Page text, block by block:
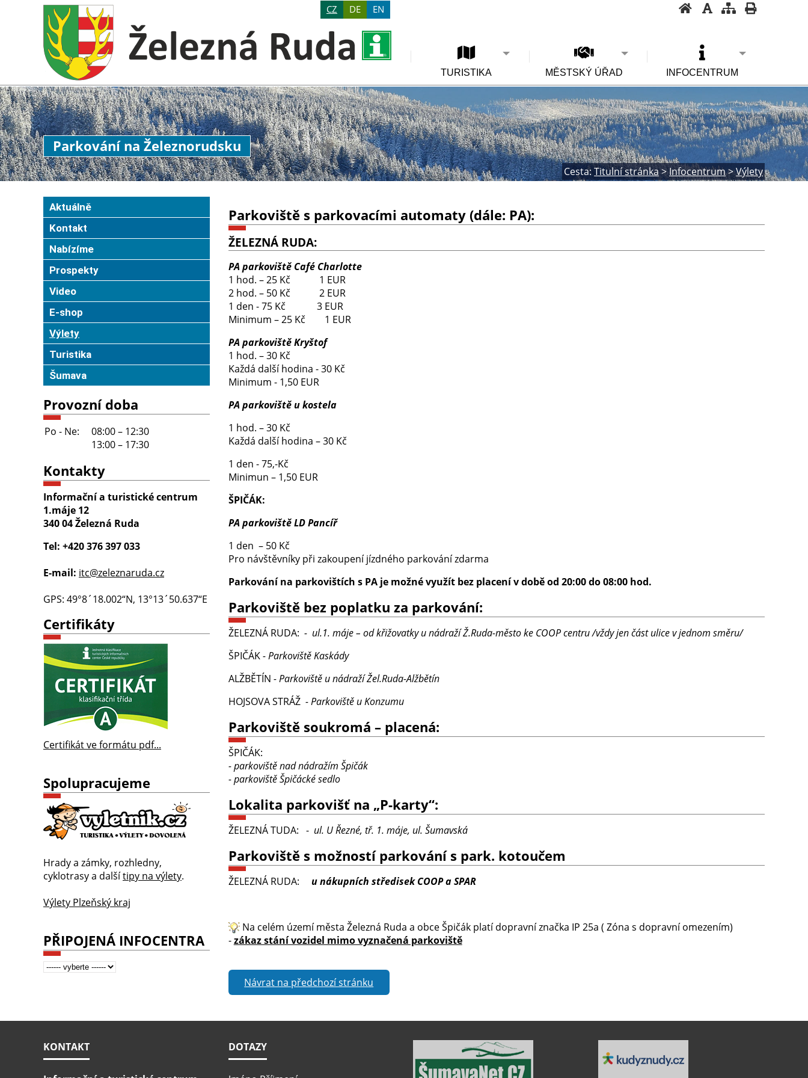
CZ DE EN
TURISTIKA MĚSTSKÝ ÚŘAD INFOCENTRUM
Parkování na Železnorudsku
Cesta:Titulní stránka>Infocentrum>Výlety
Aktuálně
Kontakt
Nabízíme
Prospekty
Video
E-shop
Výlety
Turistika
Šumava
Provozní doba
Po - Ne:
08:00 – 12:30
13:00 – 17:30
Kontakty
Informační a turistické centrum
1.máje 12
340 04 Železná Ruda
Tel: +420 376 397 033
E-mail: itc@zeleznaruda.cz
GPS: 49°8´18.002“N, 13°13´50.637“E
Certifikáty
Certifikát ve formátu pdf...
Spolupracujeme
Hrady a zámky, rozhledny,
cyklotrasy a dalšítipy na výlety.
Výlety Plzeňský kraj
PŘIPOJENÁ INFOCENTRA
Parkoviště s parkovacími automaty (dále: PA):
ŽELEZNÁ RUDA:
PA parkoviště Café Charlotte
1 hod. – 25 Kč 1 EUR
2 hod. – 50 Kč 2 EUR
1 den - 75 Kč 3 EUR
Minimum – 25 Kč 1 EUR
PA parkoviště Kryštof
1 hod. – 30 Kč
Každá další hodina - 30 Kč
Minimum - 1,50 EUR
PA parkoviště u kostela
1 hod. – 30 Kč
Každá další hodina – 30 Kč
1 den - 75,-Kč
Minimun – 1,50 EUR
ŠPIČÁK:
PA parkoviště LD Pancíř
1 den – 50 Kč
Pro návštěvníky při zakoupení jízdného parkování zdarma
Parkování na parkovištích s PA je možné využít bez placení v době od 20:00 do 08:00 hod.
Parkoviště bez poplatku za parkování:
ŽELEZNÁ RUDA: - ul.1. máje – od křižovatky u nádraží Ž.Ruda-město ke COOP centru /vždy jen část ulice v jednom směru/
ŠPIČÁK- Parkoviště Kaskády
ALŽBĚTÍN - Parkoviště u nádraží Žel.Ruda-Alžbětín
HOJSOVA STRÁŽ - Parkoviště u Konzumu
Parkoviště soukromá – placená:
ŠPIČÁK:
- parkoviště nad nádražím Špičák
- parkoviště Špičácké sedlo
Lokalita parkovišť na „P-karty“:
ŽELEZNÁ TUDA: - ul. U Řezné, tř. 1. máje, ul. Šumavská
Parkoviště s možností parkování s park. kotoučem
ŽELEZNÁ RUDA: u nákupních středisek COOP a SPAR
Na celém území města Železná Ruda a obce Špičák platí dopravní značka IP 25a ( Zóna s dopravní omezením)
-zákaz stání vozidel mimo vyznačená parkoviště
Návrat na předchozí stránku
KONTAKT DOTAZY